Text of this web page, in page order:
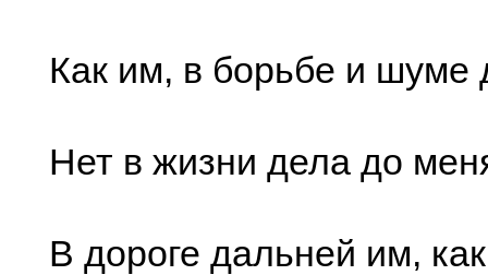
Как им, в борьбе и шуме
Нет в жизни дела до
В дороге дальней им,